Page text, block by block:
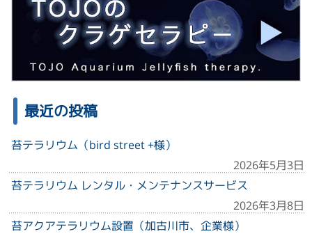
最近の投稿
苔テラリウム（bird street +様）
2026年5月3日
苔テラリウム レンタル・メンテナンスサービス
2026年3月8日
苔アクアテラリウム設置（加古川市、企業様）